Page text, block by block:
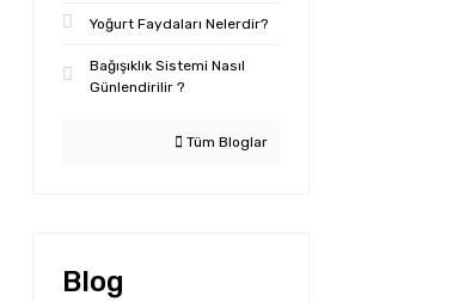
Yoğurt Faydaları Nelerdir?
Bağışıklık Sistemi Nasıl
Günlendirilir ?
Tüm Bloglar
Blog